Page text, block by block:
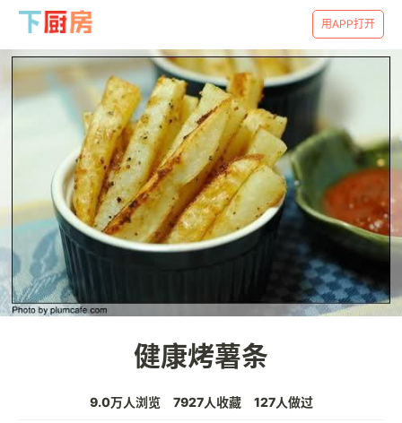
用APP打开
健康烤薯条
9.0万人浏览 7927人收藏 127人做过